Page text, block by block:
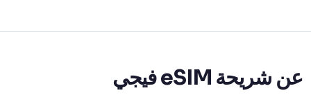
عن شريحة eSIM فيجي